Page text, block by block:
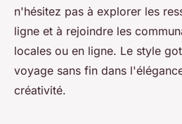
n'hésitez pas à explorer les
ligne et à rejoindre les
locales ou en ligne. Le style
voyage sans fin dans
créativité.